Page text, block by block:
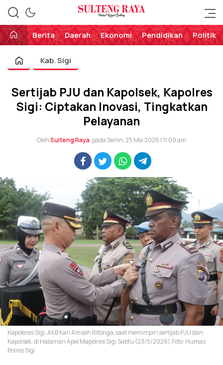
Sulteng Raya
Perekat Rakyat Sulteng
Berita
Daerah Ekonomi Pendidikan Politik
Kab. Sigi
Sertijab PJU dan Kapolsek, Kapolres
Sigi: Ciptakan Inovasi, Tingkatkan
Pelayanan
OlehSulteng Raya pada Senin, 25 Mei 2026 | 11:09 am
Kapoleres Sigi, AKB Kari Amsah Ritonga,saat memimpin sertijab PJU dan
Kapolsek, di Halaman Apel Mapolres Sigi,Sabtu (23/5/2026).Foto: Humas
Polres Sigi